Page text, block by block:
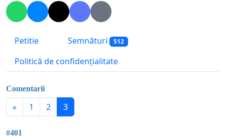
Petitie Semnături 512
Politică de confidențialitate
Comentarii
« 1 2 3
#401